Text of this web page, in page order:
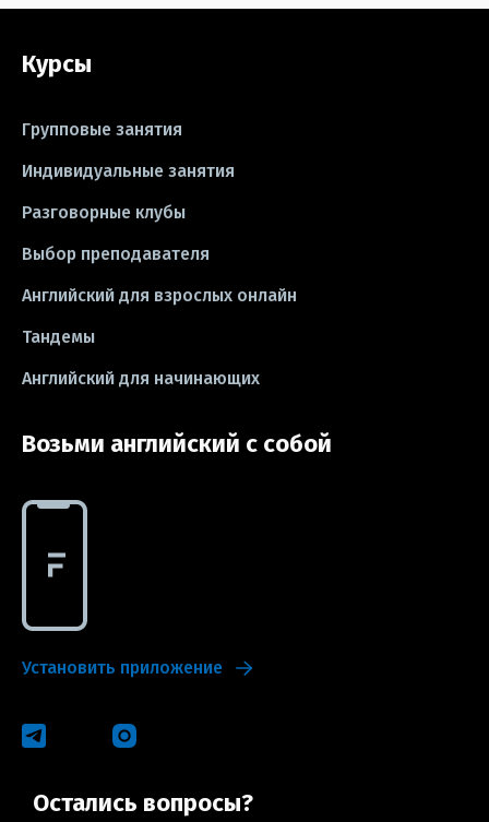
#grammar #writing #упражнения
#песни
#школа #игры
#CV #резюме
#idioms #эссе
Курсы
Групповые занятия
Индивидуальные занятия
Разговорные клубы
Выбор преподавателя
Английский для взрослых онлайн
Тандемы
Английский для начинающих
Возьми английский с собой
Установить приложение
Остались вопросы?